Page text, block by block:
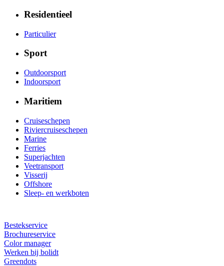
Residentieel
Particulier
Sport
Outdoorsport
Indoorsport
Maritiem
Cruiseschepen
Riviercruiseschepen
Marine
Ferries
Superjachten
Veetransport
Visserij
Offshore
Sleep- en werkboten
Bestekservice
Brochureservice
Color manager
Werken bij bolidt
Greendots